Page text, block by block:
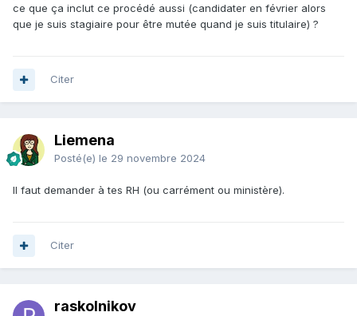
ce que ça inclut ce procédé aussi (candidater en février alors
que je suis stagiaire pour être mutée quand je suis titulaire) ?
Citer
Liemena
Posté(e) le 29 novembre 2024
Il faut demander à tes RH (ou carrément ou ministère).
Citer
raskolnikov